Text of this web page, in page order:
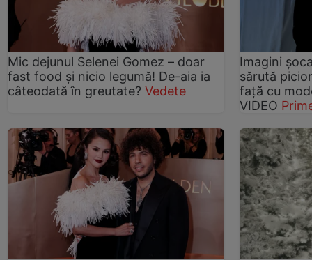
Mic dejunul Selenei Gomez – doar
fast food și nicio legumă! De-aia ia
câteodată în greutate? Vedete
Imagini
sărută
față cu
VIDEO